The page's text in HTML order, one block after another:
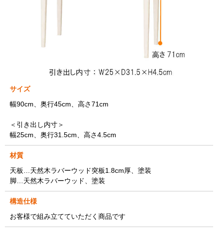
サイズ
幅90cm、奥行45cm、高さ71cm
＜引き出し内寸＞
幅25cm、奥行31.5cm、高さ4.5cm
材質
天板…天然木ラバーウッド突板1.8cm厚、塗装
脚…天然木ラバーウッド、塗装
構造仕様
お客様で組み立てていただく商品です